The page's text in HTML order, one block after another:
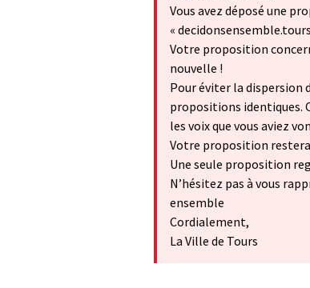
Vous avez déposé une
«
Votre proposition
nouvelle !
Pour éviter la dispersion
propositions identiques.
les voix que vous aviez
Votre proposition
Une seule proposition
N’hésitez pas à vous
ensemble
Cordialement,
La Ville de Tours